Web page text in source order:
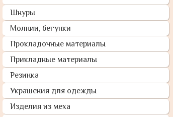
Шнуры
Молнии, бегунки
Прокладочные материалы
Прикладные материалы
Резинка
Украшения для одежды
Изделия из меха